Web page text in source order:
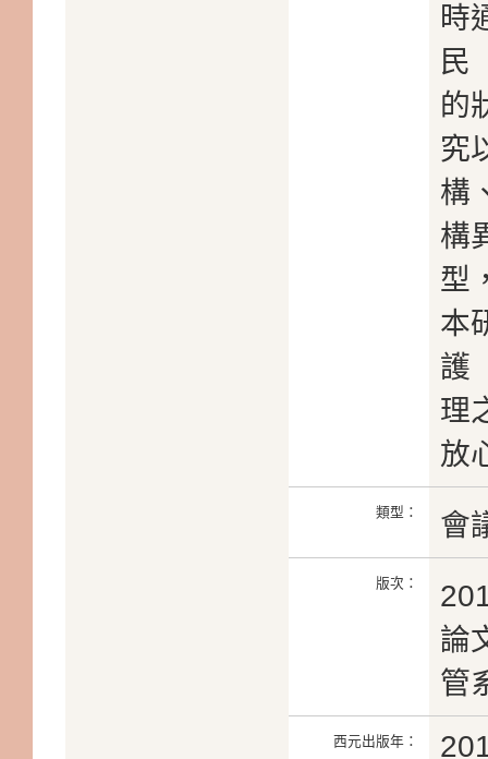
時
民
的
究
構
構
型
本
護
理
放
類型： 會
版次：
論
管
西元出版年：